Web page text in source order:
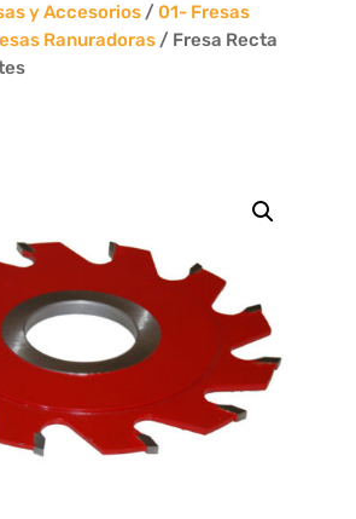
y Accesorios/ 01- Fresas
Ranuradoras/ Fresa Recta